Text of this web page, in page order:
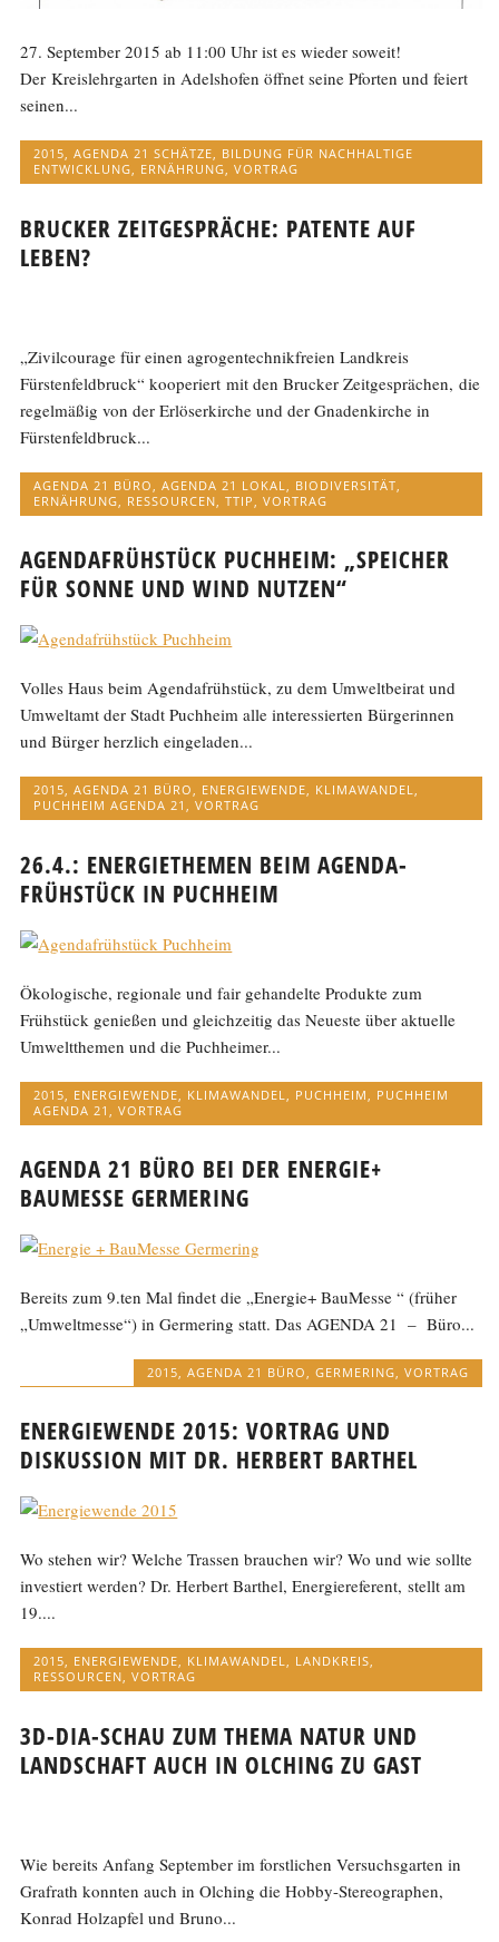
27. September 2015 ab 11:00 Uhr ist es wieder soweit!
Der Kreislehrgarten in Adelshofen öffnet seine Pforten und feiert
seinen...
2015,AGENDA 21 SCHÄTZE, BILDUNG FÜR NACHHALTIGE
ENTWICKLUNG, ERNÄHRUNG,VORTRAG
BRUCKER ZEITGESPRÄCHE: PATENTE AUF
LEBEN?
„Zivilcourage für einen agrogentechnikfreien Landkreis
Fürstenfeldbruck“ kooperiert mit den Brucker Zeitgesprächen, die
regelmäßig von der Erlöserkirche und der Gnadenkirche in
Fürstenfeldbruck...
AGENDA 21 BÜRO ,AGENDA 21 LOKAL BIODIVERSITÄT
ERNÄHRUNG
RESSOURCEN ,TTIP ,VORTRAG
AGENDAFRÜHSTÜCK PUCHHEIM: „SPEICHER
FÜR SONNE UND WIND NUTZEN“
Volles Haus beim Agendafrühstück, zu dem Umweltbeirat und
Umweltamt der Stadt Puchheim alle interessierten Bürgerinnen
und Bürger herzlich eingeladen...
2015,AGENDA 21 BÜRO, ENERGIEWENDE, KLIMAWANDEL,
PUCHHEIM AGENDA 21,VORTRAG
26.4.: ENERGIETHEMEN BEIM AGENDA-
FRÜHSTÜCK IN PUCHHEIM
Ökologische, regionale und fair gehandelte Produkte zum
Frühstück genießen und gleichzeitig das Neueste über aktuelle
Umweltthemen und die Puchheimer...
2015 ENERGIEWENDE KLIMAWANDEL PUCHHEIM
PUCHHEIM
AGENDA 21
,VORTRAG
AGENDA 21 BÜRO BEI DER ENERGIE+
BAUMESSE GERMERING
Bereits zum 9.ten Mal findet die „Energie+ BauMesse “ (früher
„Umweltmesse“) in Germering statt. Das AGENDA 21 – Büro...
2015 AGENDA 21 BÜRO GERMERING VORTRAG
ENERGIEWENDE 2015: VORTRAG UND
DISKUSSION MIT DR. HERBERT BARTHEL
Wo stehen wir? Welche Trassen brauchen wir? Wo und wie sollte
investiert werden? Dr. Herbert Barthel, Energiereferent, stellt am
19....
2015, ENERGIEWENDE, KLIMAWANDEL, LANDKREIS,
RESSOURCEN,VORTRAG
3D-DIA-SCHAU ZUM THEMA NATUR UND
LANDSCHAFT AUCH IN OLCHING ZU GAST
Wie bereits Anfang September im forstlichen Versuchsgarten in
Grafrath konnten auch in Olching die Hobby-Stereographen,
Konrad Holzapfel und Bruno...